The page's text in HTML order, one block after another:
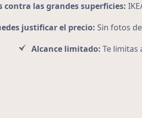
contra las grandes superficies:
justificar el precio: Sin fotos
Alcance limitado: Te limitas